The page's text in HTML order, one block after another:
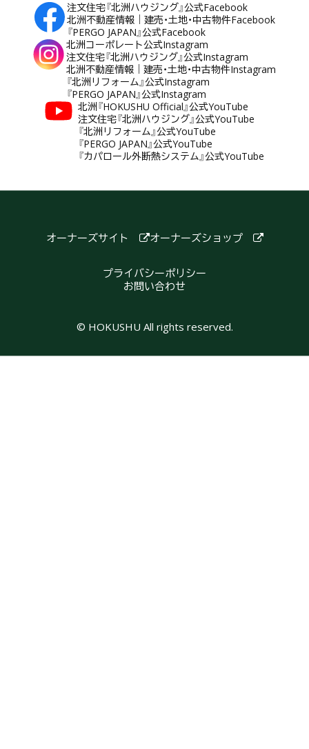
注文住宅『北洲ハウジング』公式Facebook
北洲不動産情報｜建売・土地・中古物件Facebook
『PERGO JAPAN』公式Facebook
北洲コーポレート公式Instagram
注文住宅『北洲ハウジング』公式Instagram
北洲不動産情報｜建売・土地・中古物件Instagram
『北洲リフォーム』公式Instagram
『PERGO JAPAN』公式Instagram
北洲『HOKUSHU Official』公式YouTube
注文住宅『北洲ハウジング』公式YouTube
『北洲リフォーム』公式YouTube
『PERGO JAPAN』公式YouTube
『カパロール外断熱システム』公式YouTube
オーナーズサイト オーナーズショップ
プライバシーポリシー
お問い合わせ
© HOKUSHU All rights reserved.